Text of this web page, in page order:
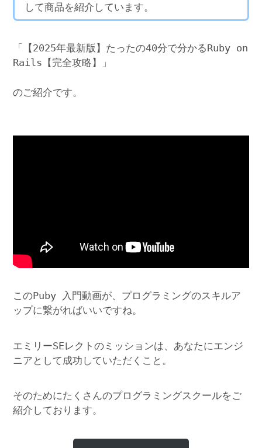
して商品を紹介しています。
「【2025年最新版】たったの40分で分かるRuby on
Rails【完全攻略】」
のご紹介です。
このPuby 入門動画が、プログラミングのスキルア
ップに繋がればいいですね。
エミリーSEレクトのミッションは、あなたにエンジ
ニアとして成功していただくこと。
そのためにたくさんのプログラミングスクールをご
紹介しております。